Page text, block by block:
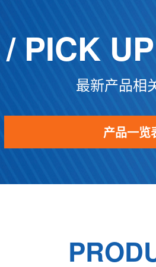
PICK UP
最新产品相
产品一览